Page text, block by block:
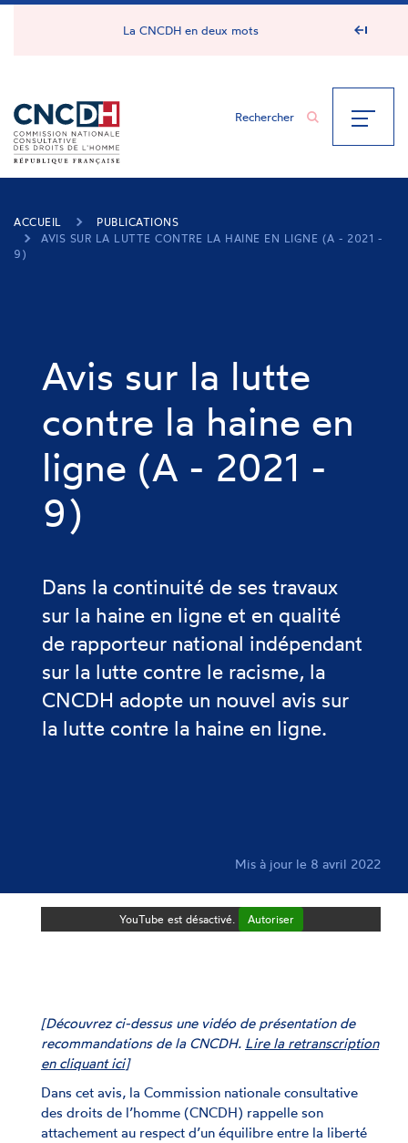
Panneau de gestion des cookies
La CNCDH en deux mots
ACCUEIL
PUBLICATIONS
AVIS SUR LA LUTTE CONTRE LA HAINE EN LIGNE (A - 2021 -
9)
Avis sur la lutte
contre la haine en
ligne (A - 2021 -
9)
Dans la continuité de ses travaux
sur la haine en ligne et en qualité
de rapporteur national indépendant
sur la lutte contre le racisme, la
CNCDH adopte un nouvel avis sur
la lutte contre la haine en ligne.
Mis à jour le 8 avril 2022
YouTube est désactivé. Autoriser
[Découvrez ci-dessus une vidéo de présentation de
recommandations de la CNCDH. Lire la retranscription
en cliquant ici]
Dans cet avis, la Commission nationale consultative
des droits de l’homme (CNCDH) rappelle son
attachement au respect d’un équilibre entre la liberté